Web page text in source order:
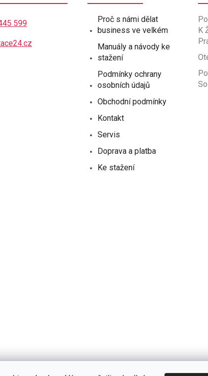
599
Proč s námi dělat
business ve velkém
Manuály a návody ke
stažení
Podmínky ochrany
osobních údajů
Obchodní podmínky
Kontakt
Servis
Doprava a platba
Ke stažení
K